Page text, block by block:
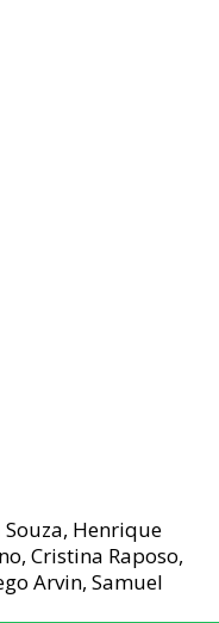
Henrique
Cristina Raposo,
Arvin, Samuel